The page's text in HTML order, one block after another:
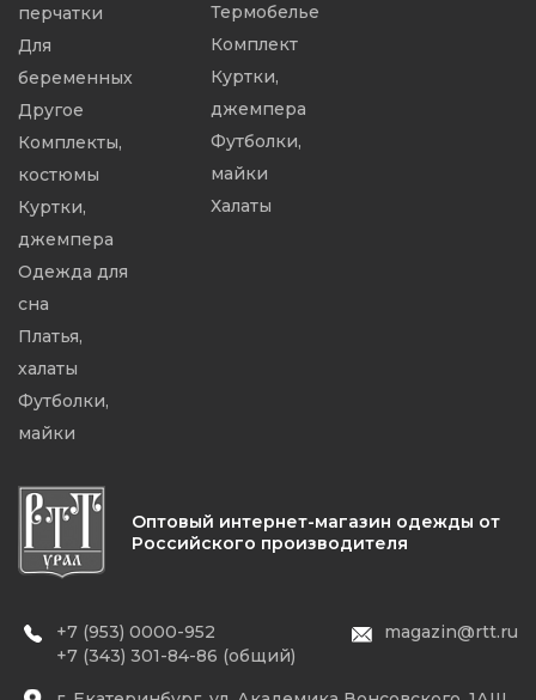
перчатки
Для
беременных
Другое
Комплекты,
костюмы
Куртки,
джемпера
Одежда для
сна
Платья,
халаты
Футболки,
майки
Термобелье
Комплект
Куртки,
джемпера
Футболки,
майки
Халаты
Оптовый интернет-магазин одежды от
Российского производителя
+7 (953) 0000-952
+7 (343) 301-84-86 (общий)
magazin@rtt.ru